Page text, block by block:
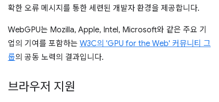
확한 오류 메시지를 통한 세련된 개발자 환경을 제공합니다.
WebGPU는 Mozilla, Apple, Intel, Microsoft와 같은 주요 기
업의 기여를 포함하는 W3C의 'GPU for the Web' 커뮤니티 그
룹의 공동 노력의 결과입니다.
브라우저 지원